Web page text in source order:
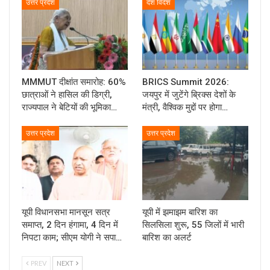
उत्तर प्रदेश
MMMUT दीक्षांत समारोह: 60%
छात्राओं ने हासिल की डिग्री,
राज्यपाल ने बेटियों की भूमिका…
देश विदेश
BRICS Summit 2026:
जयपुर में जुटेंगे ब्रिक्स देशों के
मंत्री, वैश्विक मुद्दों पर होगा…
उत्तर प्रदेश
यूपी विधानसभा मानसून सत्र
समाप्त, 2 दिन हंगामा, 4 दिन में
निपटा काम; सीएम योगी ने सपा…
उत्तर प्रदेश
यूपी में झमाझम बारिश का
सिलसिला शुरू, 55 जिलों में भारी
बारिश का अलर्ट
PREV NEXT